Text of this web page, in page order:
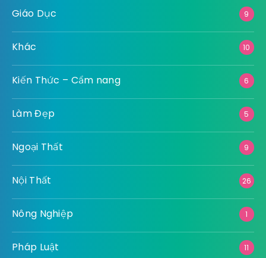
Giáo Dục 9
Khác 10
Kiến Thức – Cẩm nang 6
Làm Đẹp 5
Ngoại Thất 9
Nội Thất 26
Nông Nghiệp 1
Pháp Luật 11